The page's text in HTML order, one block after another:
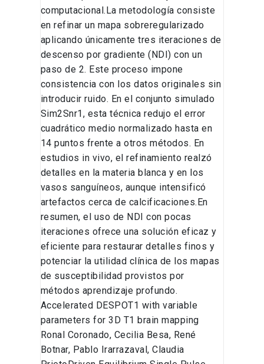
computacional.La metodología consiste
en refinar un mapa sobreregularizado
aplicando únicamente tres iteraciones de
descenso por gradiente (NDI) con un
paso de 2. Este proceso impone
consistencia con los datos originales sin
introducir ruido. En el conjunto simulado
Sim2Snr1, esta técnica redujo el error
cuadrático medio normalizado hasta en
14 puntos frente a otros métodos. En
estudios in vivo, el refinamiento realzó
detalles en la materia blanca y en los
vasos sanguíneos, aunque intensificó
artefactos cerca de calcificaciones.En
resumen, el uso de NDI con pocas
iteraciones ofrece una solución eficaz y
eficiente para restaurar detalles finos y
potenciar la utilidad clínica de los mapas
de susceptibilidad provistos por
métodos aprendizaje profundo.
Accelerated DESPOT1 with variable
parameters for 3D T1 brain mapping
Ronal Coronado, Cecilia Besa, René
Botnar, Pablo Irarrazaval, Claudia